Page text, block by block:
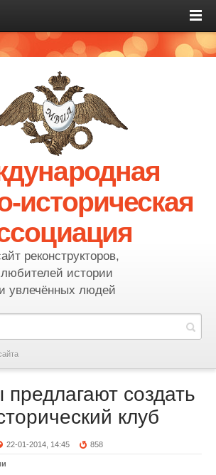
историческая
реконструкторов,
любителей истории
и увлечённых людей
создать
клуб
22-01-2014, 14:45 858